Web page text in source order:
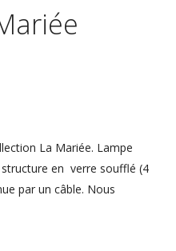
La Mariée. Lampe
structure en verre soufflé (4
par un câble. Nous